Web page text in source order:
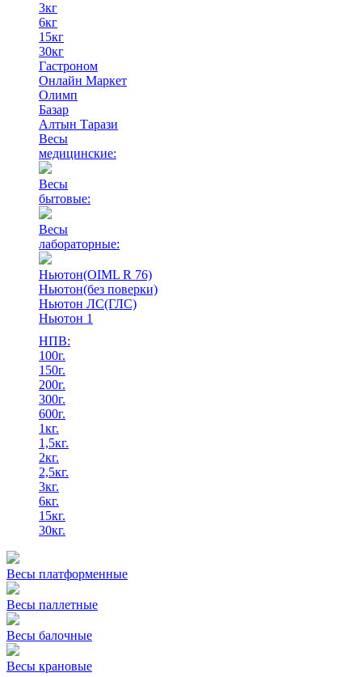
3кг
6кг
15кг
30кг
Гастроном
Онлайн Маркет
Олимп
Базар
Алтын Тарази
Весы
медицинские:
Весы
бытовые:
Весы
лабораторные:
Ньютон(OIML R 76)
Ньютон(без поверки)
Ньютон ЛС(ГЛС)
Ньютон 1
НПВ:
100г.
150г.
200г.
300г.
600г.
1кг.
1,5кг.
2кг.
2,5кг.
3кг.
6кг.
15кг.
30кг.
Весы платформенные
Весы паллетные
Весы балочные
Весы крановые